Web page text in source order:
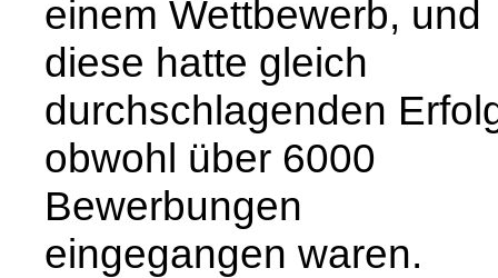
einem Wettbewerb, und
diese hatte gleich
durchschlagenden
obwohl über 6000
Bewerbungen
eingegangen waren.